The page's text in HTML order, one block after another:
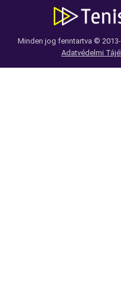
Minden jog fenntartva ©
Adatvédelmi